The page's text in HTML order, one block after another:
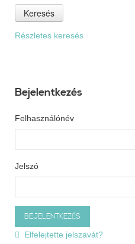
Keresés
Részletes keresés
Bejelentkezés
Felhasználónév
Jelszó
Elfelejtette jelszavát?